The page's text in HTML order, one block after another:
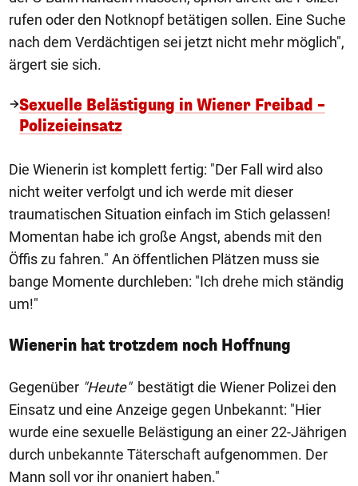
rufen oder den Notknopf betätigen sollen. Eine Suche
nach dem Verdächtigen sei jetzt nicht mehr möglich",
ärgert sie sich.
Sexuelle Belästigung in Wiener Freibad –
Polizeieinsatz
Die Wienerin ist komplett fertig: "Der Fall wird also
nicht weiter verfolgt und ich werde mit dieser
traumatischen Situation einfach im Stich gelassen!
Momentan habe ich große Angst, abends mit den
Öffis zu fahren." An öffentlichen Plätzen muss sie
bange Momente durchleben: "Ich drehe mich ständig
um!"
Wienerin hat trotzdem noch Hoffnung
Gegenüber "Heute"bestätigt die Wiener Polizei den
Einsatz und eine Anzeige gegen Unbekannt: "Hier
wurde eine sexuelle Belästigung an einer 22-Jährigen
durch unbekannte Täterschaft aufgenommen. Der
Mann soll vor ihr onaniert haben."